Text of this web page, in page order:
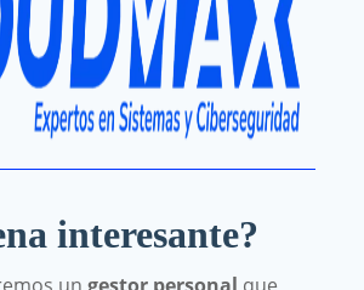
interesante?